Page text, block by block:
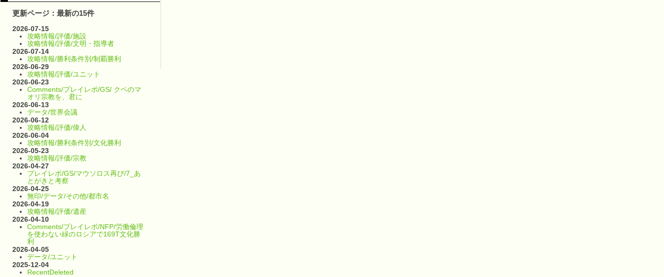
更新ページ：最新の15件
2026-07-15
攻略情報/評価/施設
攻略情報/評価/文明・指導者
2026-07-14
攻略情報/勝利条件別/制覇勝利
2026-06-29
攻略情報/評価/ユニット
2026-06-23
Comments/プレイレポ/GS/ クペのマ
オリ宗教を、君に
2026-06-13
データ/世界会議
2026-06-12
攻略情報/評価/偉人
2026-06-04
攻略情報/勝利条件別/文化勝利
2026-05-23
攻略情報/評価/宗教
2026-04-27
プレイレポ/GS/マウソロス再び/7_あ
とがきと考察
2026-04-25
無印/データ/その他/都市名
2026-04-19
攻略情報/評価/遺産
2026-04-10
Comments/プレイレポ/NFP/労働倫理
を使わない緑のロシアで169T文化勝
利
2026-04-05
データ/ユニット
2025-12-04
RecentDeleted